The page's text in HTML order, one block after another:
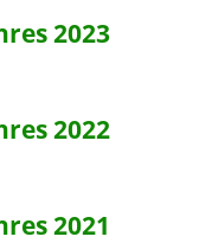
2023
2022
2021